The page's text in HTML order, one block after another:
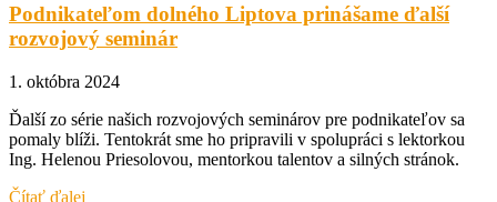
Podnikateľom dolného Liptova prinášame ďalší
rozvojový seminár
1. októbra 2024
Ďalší zo série našich rozvojových seminárov pre podnikateľov sa
pomaly blíži. Tentokrát sme ho pripravili v spolupráci s lektorkou
Ing. Helenou Priesolovou, mentorkou talentov a silných stránok.
Čítať ďalej